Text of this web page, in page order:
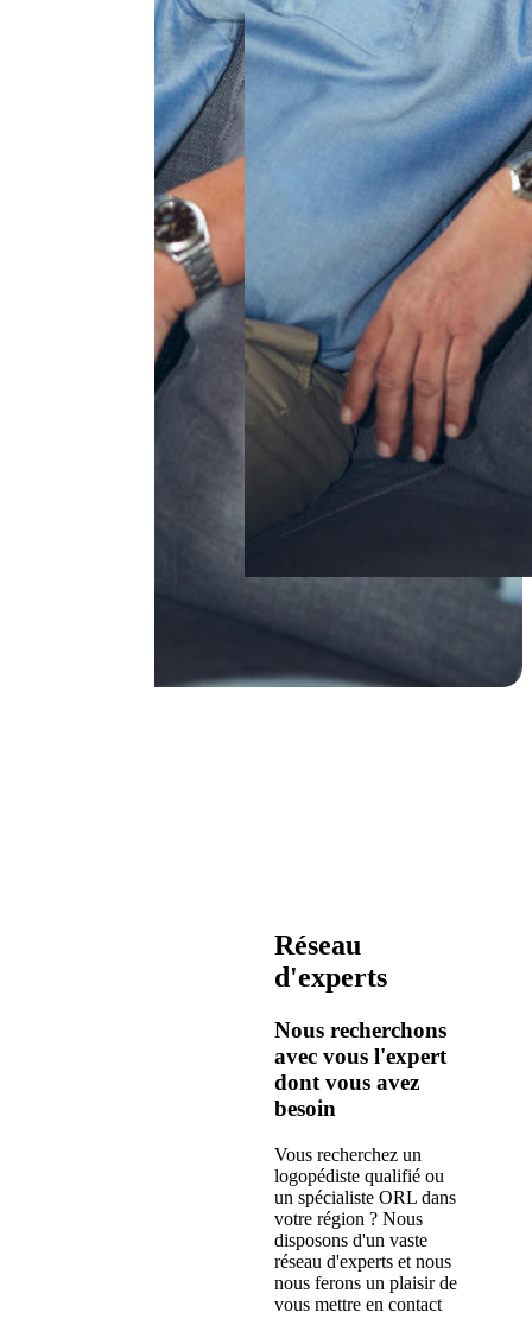
Réseau
d'experts
Nous recherchons
avec vous l'expert
dont vous avez
besoin
Vous recherchez un
logopédiste qualifié ou
un spécialiste ORL dans
votre région ? Nous
disposons d'un vaste
réseau d'experts et nous
nous ferons un plaisir de
vous mettre en contact